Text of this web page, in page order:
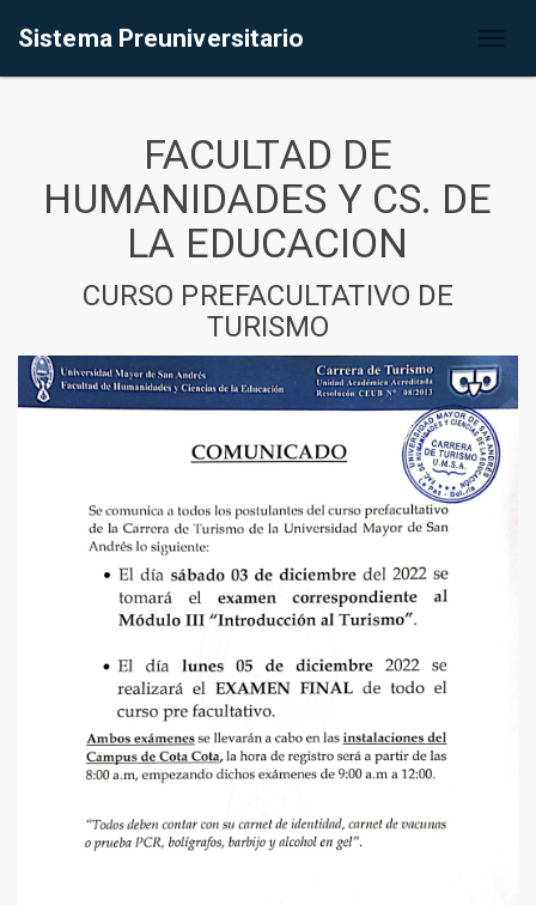
Sistema Preuniversitario
FACULTAD DE
HUMANIDADES Y CS. DE
LA EDUCACION
CURSO PREFACULTATIVO DE
TURISMO